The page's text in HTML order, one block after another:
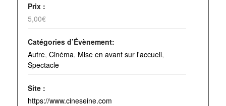
Prix :
5,00€
Catégories d’Évènement:
Autre, Cinéma, Mise en avant sur l'accueil,
Spectacle
Site :
https://www.cineseine.com